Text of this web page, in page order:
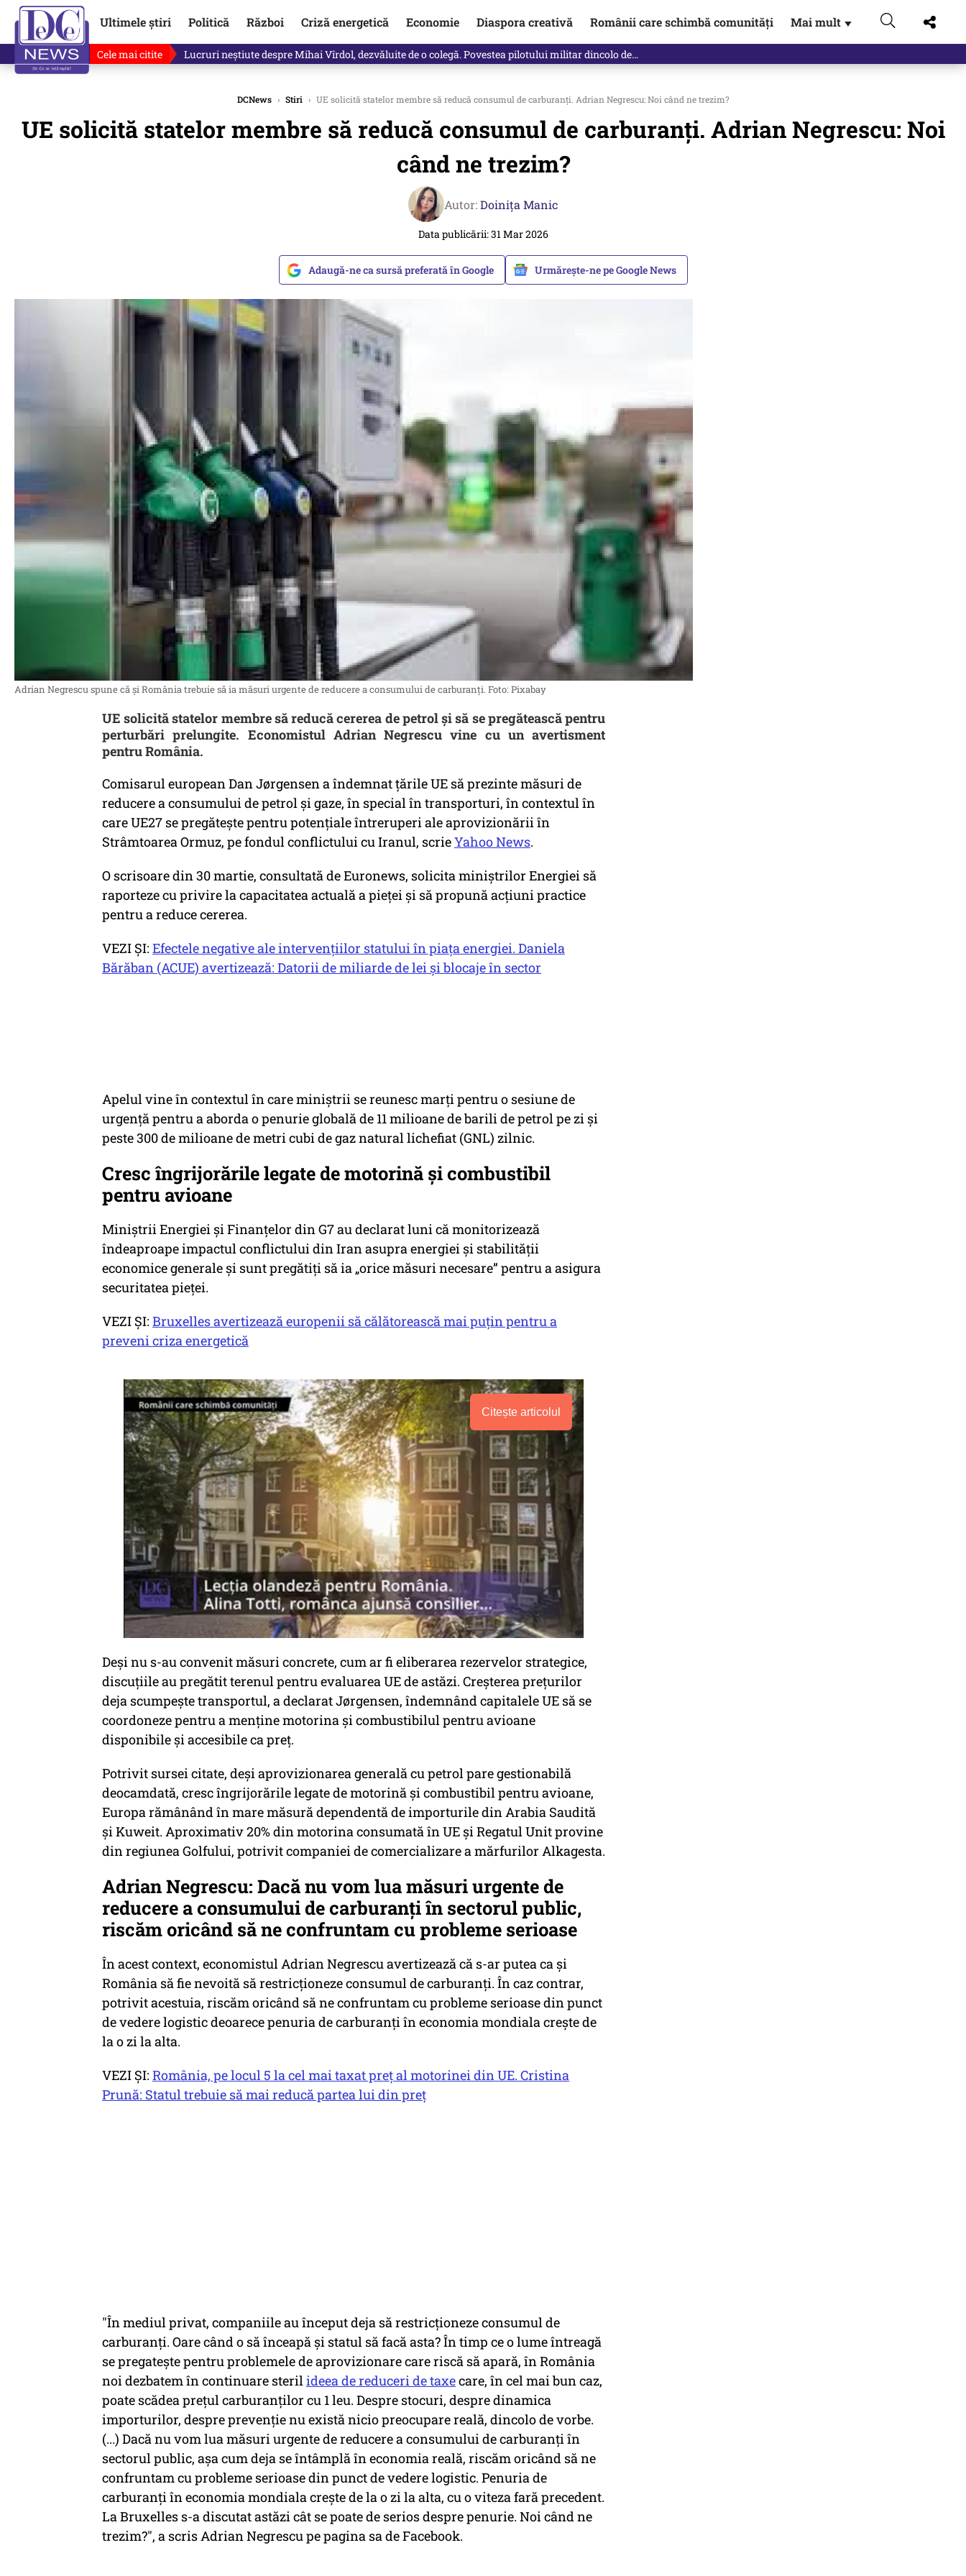
Ultimele știri Politică Război Criză energetică Economie Diaspora creativă Românii care schimbă comunități Mai mult ▼
Cele mai citite Lucruri neștiute despre Mihai Vîrdol, dezvăluite de o colegă. Povestea pilotului militar dincolo de…
DCNews › Stiri › UE solicită statelor membre să reducă consumul de carburanți. Adrian Negrescu: Noi când ne trezim?
UE solicită statelor membre să reducă consumul de carburanți. Adrian Negrescu: Noi
când ne trezim?
Autor:Doinița Manic
Data publicării: 31 Mar 2026
Adaugă-ne ca sursă preferată în Google Urmărește-ne pe Google News
Adrian Negrescu spune că și România trebuie să ia măsuri urgente de reducere a consumului de carburanți. Foto: Pixabay
UE solicită statelor membre să reducă cererea de petrol și să se pregătească pentru
perturbări prelungite. Economistul Adrian Negrescu vine cu un avertisment
pentru România.
Comisarul european Dan Jørgensen a îndemnat țările UE să prezinte măsuri de
reducere a consumului de petrol și gaze, în special în transporturi, în contextul în
care UE27 se pregătește pentru potențiale întreruperi ale aprovizionării în
Strâmtoarea Ormuz, pe fondul conflictului cu Iranul, scrieYahoo News.
O scrisoare din 30 martie, consultată de Euronews, solicita miniștrilor Energiei să
raporteze cu privire la capacitatea actuală a pieței și să propună acțiuni practice
pentru a reduce cererea.
VEZI ȘI: Efectele negative ale intervențiilor statului în piața energiei. Daniela
Bărăban (ACUE) avertizează: Datorii de miliarde de lei și blocaje în sector
Apelul vine în contextul în care miniștrii se reunesc marți pentru o sesiune de
urgență pentru a aborda o penurie globală de 11 milioane de barili de petrol pe zi și
peste 300 de milioane de metri cubi de gaz natural lichefiat (GNL) zilnic.
Cresc îngrijorările legate de motorină și combustibil
pentru avioane
Miniștrii Energiei și Finanțelor din G7 au declarat luni că monitorizează
îndeaproape impactul conflictului din Iran asupra energiei și stabilității
economice generale și sunt pregătiți să ia „orice măsuri necesare” pentru a asigura
securitatea pieței.
VEZI ȘI: Bruxelles avertizează europenii să călătorească mai puțin pentru a
preveni criza energetică
Citește articolul
Deși nu s-au convenit măsuri concrete, cum ar fi eliberarea rezervelor strategice,
discuțiile au pregătit terenul pentru evaluarea UE de astăzi. Creșterea prețurilor
deja scumpește transportul, a declarat Jørgensen, îndemnând capitalele UE să se
coordoneze pentru a menține motorina și combustibilul pentru avioane
disponibile și accesibile ca preț.
Potrivit sursei citate, deși aprovizionarea generală cu petrol pare gestionabilă
deocamdată, cresc îngrijorările legate de motorină și combustibil pentru avioane,
Europa rămânând în mare măsură dependentă de importurile din Arabia Saudită
și Kuweit. Aproximativ 20% din motorina consumată în UE și Regatul Unit provine
din regiunea Golfului, potrivit companiei de comercializare a mărfurilor Alkagesta.
Adrian Negrescu: Dacă nu vom lua măsuri urgente de
reducere a consumului de carburanți în sectorul public,
riscăm oricând să ne confruntam cu probleme serioase
În acest context, economistul Adrian Negrescu avertizează că s-ar putea ca și
România să fie nevoită să restricționeze consumul de carburanți. În caz contrar,
potrivit acestuia, riscăm oricând să ne confruntam cu probleme serioase din punct
de vedere logistic deoarece penuria de carburanți în economia mondiala crește de
la o zi la alta.
VEZI ȘI: România, pe locul 5 la cel mai taxat preț al motorinei din UE. Cristina
Prună: Statul trebuie să mai reducă partea lui din preț
"În mediul privat, companiile au început deja să restricționeze consumul de
carburanți. Oare când o să înceapă și statul să facă asta? În timp ce o lume întreagă
se pregatește pentru problemele de aprovizionare care riscă să apară, în România
noi dezbatem în continuare sterilideea de reduceri de taxecare, în cel mai bun caz,
poate scădea prețul carburanților cu 1 leu. Despre stocuri, despre dinamica
importurilor, despre prevenție nu există nicio preocupare reală, dincolo de vorbe.
(...) Dacă nu vom lua măsuri urgente de reducere a consumului de carburanți în
sectorul public, așa cum deja se întâmplă în economia reală, riscăm oricând să ne
confruntam cu probleme serioase din punct de vedere logistic. Penuria de
carburanți în economia mondiala crește de la o zi la alta, cu o viteza fară precedent.
La Bruxelles s-a discutat astăzi cât se poate de serios despre penurie. Noi când ne
trezim?", a scris Adrian Negrescu pe pagina sa de Facebook.